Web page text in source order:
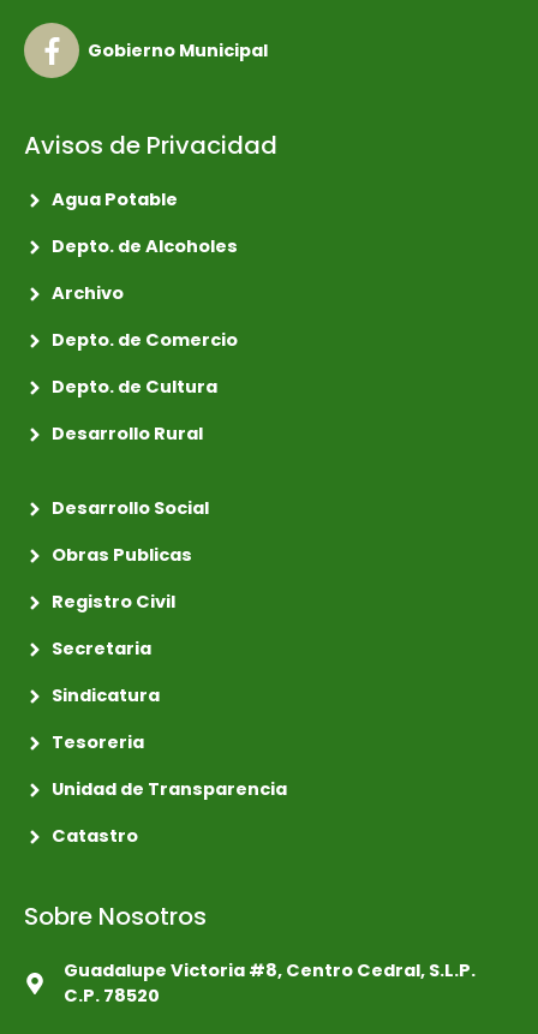
Gobierno Municipal
Avisos de Privacidad
Agua Potable
Depto. de Alcoholes
Archivo
Depto. de Comercio
Depto. de Cultura
Desarrollo Rural
Desarrollo Social
Obras Publicas
Registro Civil
Secretaria
Sindicatura
Tesoreria
Unidad de Transparencia
Catastro
Sobre Nosotros
Guadalupe Victoria #8, Centro Cedral, S.L.P.
C.P. 78520